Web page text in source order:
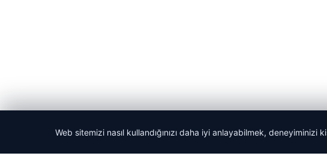
Web sitemizi nasıl kullandığınızı daha iyi anlayabilmek,